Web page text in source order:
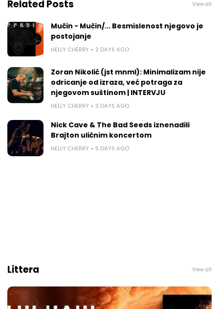
Related Posts View all
Mučin - Mučin/... Besmislenost njegovo je
postojanje
HELLY CHERRY 2 DAYS AGO
Zoran Nikolić (jst mnml): Minimalizam nije
odricanje od izraza, već potraga za
njegovom suštinom | INTERVJU
HELLY CHERRY 3 DAYS AGO
Nick Cave & The Bad Seeds iznenadili
Brajton uličnim koncertom
HELLY CHERRY 5 DAYS AGO
Littera View all